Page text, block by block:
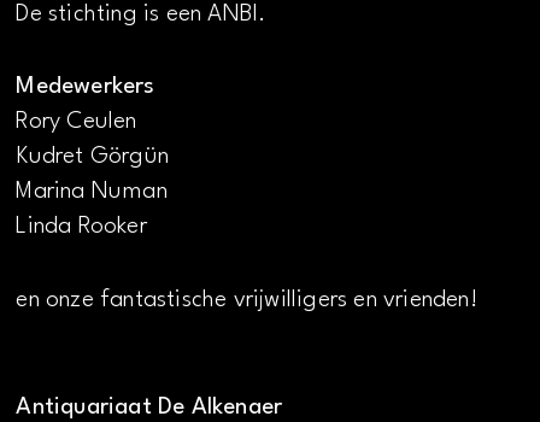
De stichting is een ANBI.
Medewerkers
Rory Ceulen
Kudret Görgün
Marina Numan
Linda Rooker
en onze fantastische vrijwilligers en vrienden!
Antiquariaat De Alkenaer